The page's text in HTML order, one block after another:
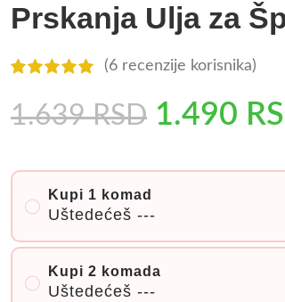
Prskanja Ulja za
(6 recenzije korisnika)
1.639RSD 1.490
Kupi 1 komad
Uštedećeš ---
Kupi 2 komada
Uštedećeš ---